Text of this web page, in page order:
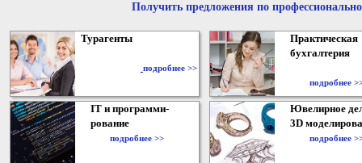
Получить предложения по
Турагенты
подробнее >>
Практическая
бухгалтерия
подробнее
IT и программи-
рование
подробнее >>
Ювелирное
3D
подробнее